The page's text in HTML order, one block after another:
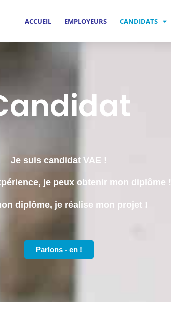
ACCUEIL EMPLOYEURS CANDIDATS
Je suis candidat VAE !
je peux obtenir mon diplôme !
diplôme, je réalise mon projet !
Parlons - en !